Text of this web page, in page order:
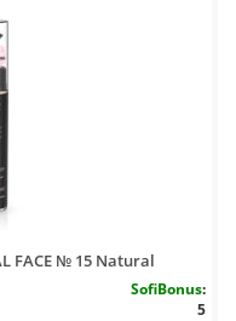
FACE № 15 Natural
SofiBonus:
5